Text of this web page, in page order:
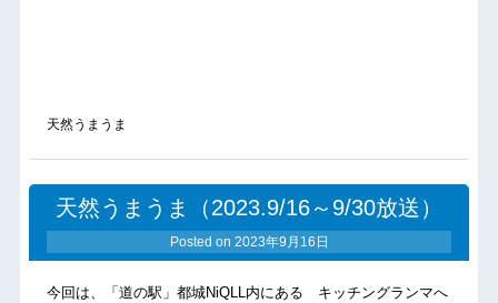
天然うまうま
天然うまうま（2023.9/16～9/30放送）
Posted on 2023年9月16日
今回は、「道の駅」都城NiQLL内にある キッチングランマへ